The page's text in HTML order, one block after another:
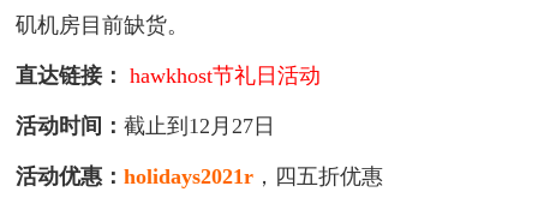
矶机房目前缺货。
直达链接： hawkhost节礼日活动
活动时间： 截止到12月27日
活动优惠： holidays2021r ，四五折优惠